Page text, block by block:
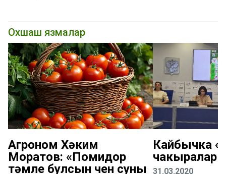
Охшаш язмалар
Агроном Хәким
Моратов: «Помидор
тәмле булсын өчен суны
Кайбычка
чакыралар
31.03.2020